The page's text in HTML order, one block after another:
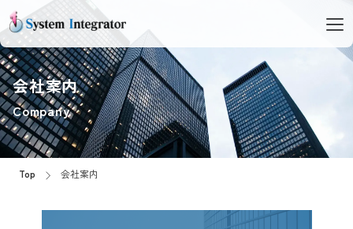
会社案内
Company
Top 会社案内